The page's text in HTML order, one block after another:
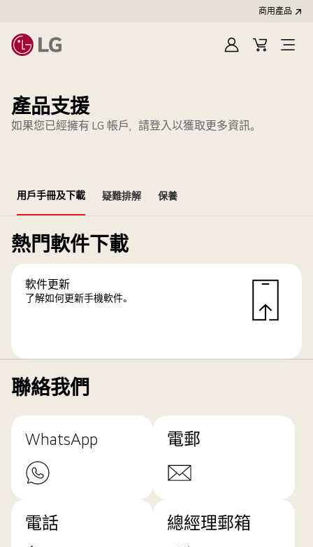
商用產品
登
購
產品支援
如果您已經擁有 LG 帳戶，請登入以獲取更多資訊。
用戶手冊及下載 疑難排解 保養
熱門軟件下載
軟件更新
了解如何更新手機軟件。
聯絡我們
WhatsApp 電郵
電話 總經理郵箱